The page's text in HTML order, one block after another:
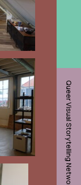
Queer Visual Storytelling Network